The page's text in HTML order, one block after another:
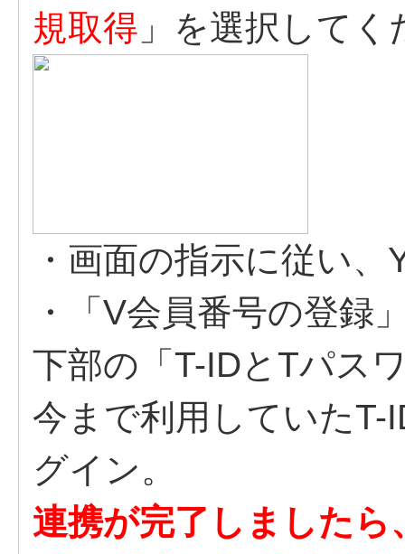
規取得 」を選択してく
・画面の指示に従い
・「V会員番号の登録
下部の「T-IDとTパス
今まで利用していたT-
グイン。
連携が完了しました